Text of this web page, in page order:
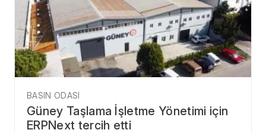
BASIN ODASI
Güney Taşlama İşletme Yönetimi için
ERPNext tercih etti